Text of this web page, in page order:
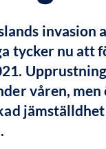
invasion
tycker nu att
våren, men